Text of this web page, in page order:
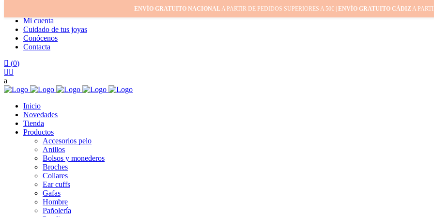
Mi cuenta
Cuidado de tus joyas
Conócenos
Contacta
(0)
Inicio
Novedades
Tienda
Productos
Accesorios pelo
Anillos
Bolsos y monederos
Broches
Collares
Ear cuffs
Gafas
Hombre
Pañolería
ENVÍO GRATUITO NACIONALA PARTIR DE PEDIDOS SUPERIORES A 50€ | ENVÍO GRATUITO CÁDIZA